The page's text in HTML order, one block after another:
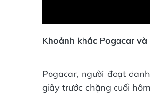
Khoảnh khắc Pogacar
Pogacar, người đoạt
giây trước chặng cuối